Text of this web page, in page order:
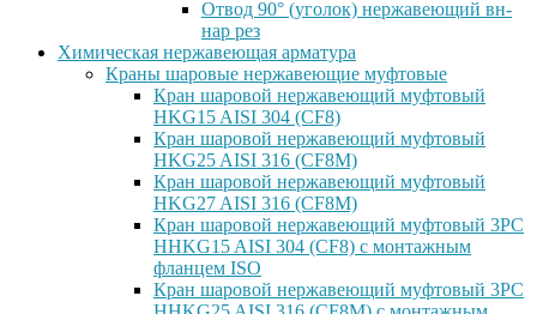
Отвод 90° (уголок) нержавеющий вн-
нар рез
Химическая нержавеющая арматура
Краны шаровые нержавеющие муфтовые
Кран шаровой нержавеющий муфтовый
HKG15 AISI 304 (CF8)
Кран шаровой нержавеющий муфтовый
HKG25 AISI 316 (CF8M)
Кран шаровой нержавеющий муфтовый
HKG27 AISI 316 (CF8M)
Кран шаровой нержавеющий муфтовый 3PC
HHKG15 AISI 304 (CF8) с монтажным
фланцем ISO
Кран шаровой нержавеющий муфтовый 3PC